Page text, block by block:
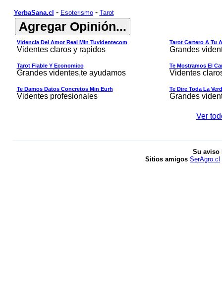
YerbaSana.cl - Esoterismo- Tarot
Videncia Del Amor Real Min Tuvidentecom
Videntes claros y rapidos
Tarot Certero A Tu
Grandes
Tarot Fiable Y Economico
Grandes videntes,te ayudamos
Te Mostramos El
Videntes
Te Damos Datos Concretos Min Eurh
Videntes profesionales
Te Dire Toda La
Grandes
Ver
Su
Sitios amigos SerAgro.cl